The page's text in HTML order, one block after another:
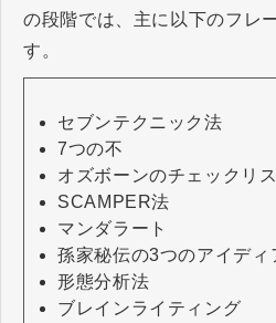
の段階では、主に以下のフレ
す。
セブンテクニック法
7つの不
オズボーンのチェックリ
SCAMPER法
マンダラート
孫家秘伝の3つのアイディ
形態分析法
ブレインライティング